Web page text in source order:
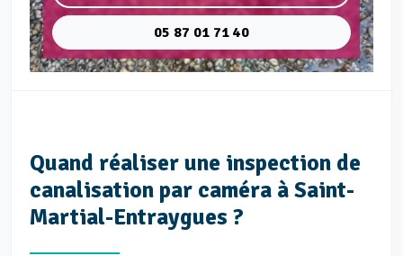
05 87 01 71 40
Quand réaliser une inspection de
canalisation par caméra à Saint-
Martial-Entraygues ?